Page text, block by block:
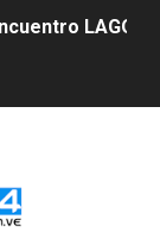
LAGO
a más de 993